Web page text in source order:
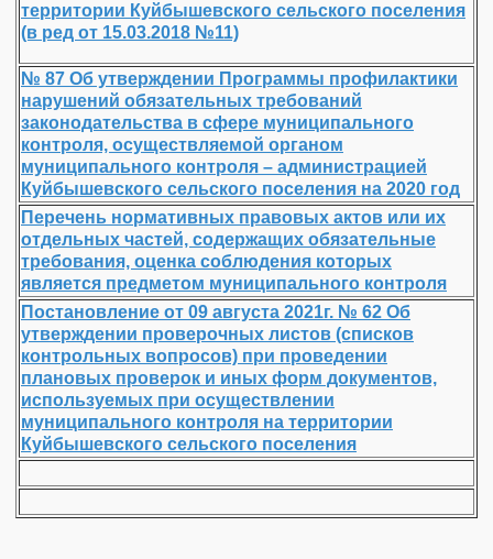
территории Куйбышевского сельского поселения
(в ред от 15.03.2018 №11)
№ 87 Об утверждении Программы профилактики
нарушений обязательных требований
законодательства в сфере муниципального
контроля, осуществляемой органом
муниципального контроля – администрацией
Куйбышевского сельского поселения на 2020 год
Перечень нормативных правовых актов или их
отдельных частей, содержащих обязательные
требования, оценка соблюдения которых
является предметом муниципального контроля
Постановление от 09 августа 2021г. № 62 Об
утверждении проверочных листов (списков
контрольных вопросов) при проведении
плановых проверок и иных форм документов,
используемых при осуществлении
муниципального контроля на территории
Куйбышевского сельского поселения